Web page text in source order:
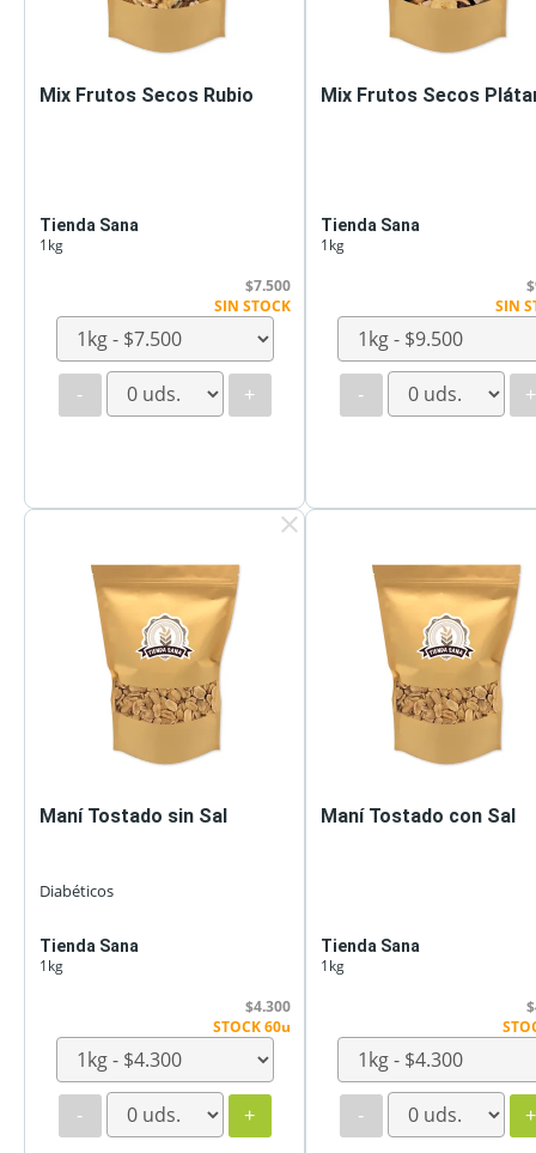
Mix Frutos Secos Rubio
Tienda Sana
1kg
$7.500
SIN STOCK
- +
Mix Frutos Secos
Tienda Sana
1kg
SIN
- +
clear
Maní Tostado sin Sal
Diabéticos
Tienda Sana
1kg
$4.300
STOCK 60u
- +
Maní Tostado con Sal
Tienda Sana
1kg
- +